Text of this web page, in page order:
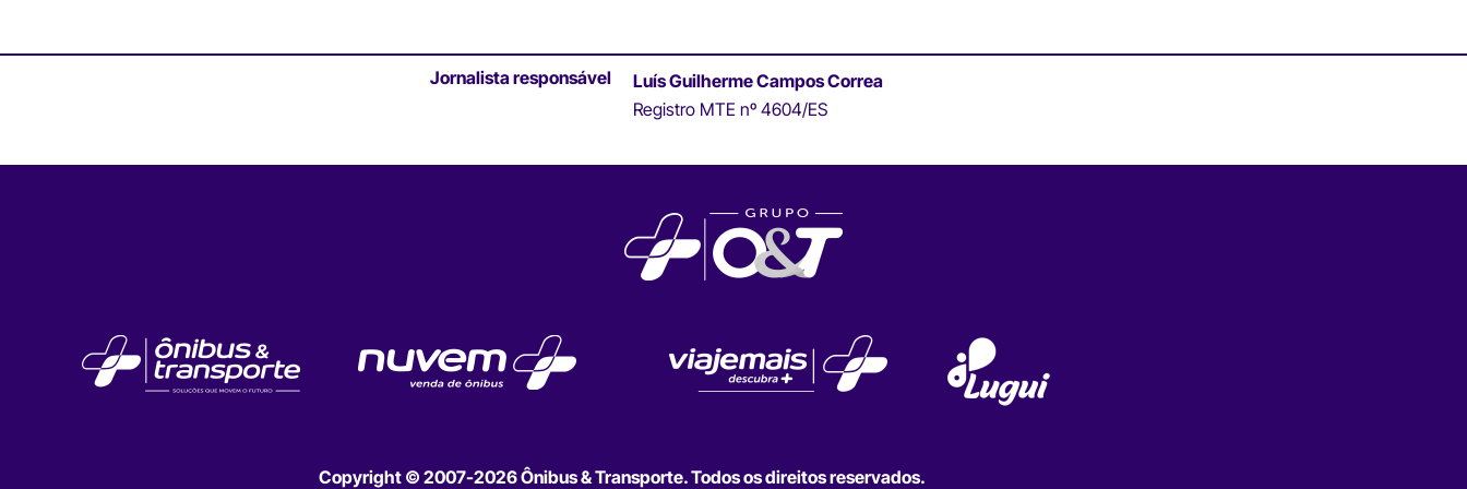
Jornalista responsável
Luís Guilherme Campos Correa
Registro MTE nº 4604/ES
Copyright © 2007-2026 Ônibus & Transporte. Todos os direitos reservados.